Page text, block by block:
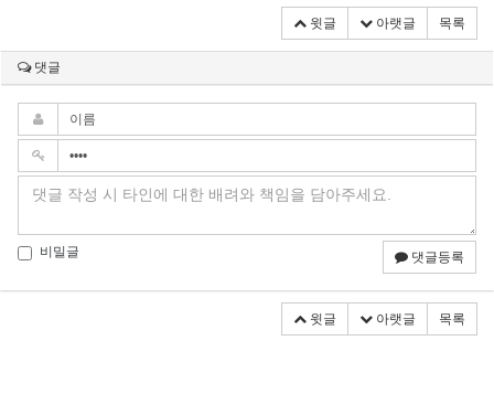
윗글 아랫글 목록
댓글
비밀글 댓글등록
윗글 아랫글 목록